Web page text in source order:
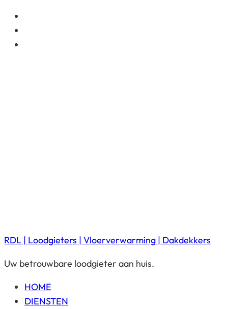
RDL | Loodgieters | Vloerverwarming | Dakdekkers
Uw betrouwbare loodgieter aan huis.
HOME
DIENSTEN